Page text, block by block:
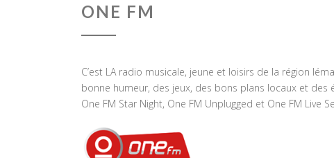
ONE FM
C’est LA radio musicale, jeune et loisirs de la région
bonne humeur, des jeux, des bons plans locaux et des
One FM Star Night, One FM Unplugged et One FM Live